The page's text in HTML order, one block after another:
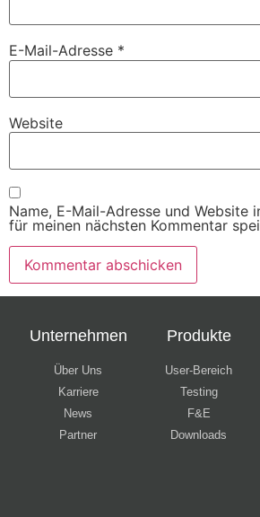
E-Mail-Adresse *
Website
Name, E-Mail-Adresse und Website
für meinen nächsten Kommentar
Unternehmen
Über Uns
Karriere
News
Partner
Produkte
User-Bereich
Testing
F&E
Downloads